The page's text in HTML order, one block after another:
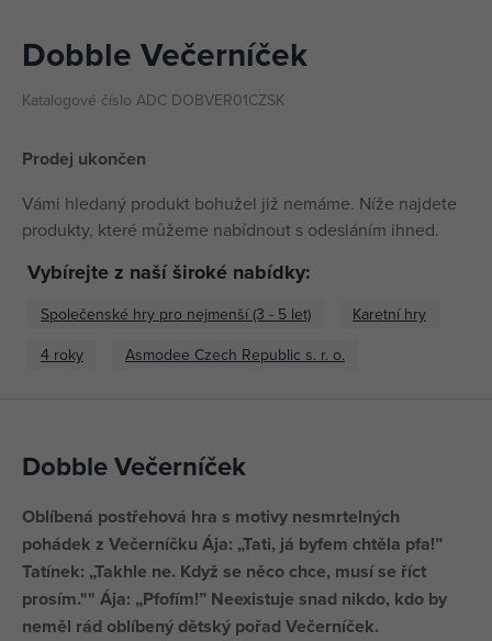
Dobble Večerníček
Katalogové číslo ADC DOBVER01CZSK
Prodej ukončen
Vámi hledaný produkt bohužel již nemáme. Níže najdete
produkty, které můžeme nabídnout s odesláním ihned.
Vybírejte z naší široké nabídky:
Společenské hry pro nejmenší (3 - 5 let)
Karetní hry
4 roky
Asmodee Czech Republic s. r. o.
Dobble Večerníček
Oblíbená postřehová hra s motivy nesmrtelných
pohádek z Večerníčku Ája: „Tati, já byfem chtěla pfa!”
Tatínek: „Takhle ne. Když se něco chce, musí se říct
prosím."" Ája: „Pfofím!” Neexistuje snad nikdo, kdo by
neměl rád oblíbený dětský pořad Večerníček.